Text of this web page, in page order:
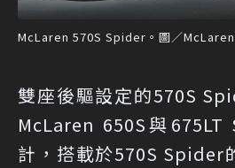
McLaren 570S Spider。圖／
雙座後驅設定的570S
McLaren 650S與
計，搭載於570S Spider